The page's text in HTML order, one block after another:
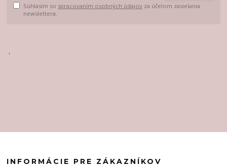
Súhlasím so spracovaním osobných údajov za účelom zasielania
newslettera.
.
INFORMÁCIE PRE ZÁKAZNÍKOV